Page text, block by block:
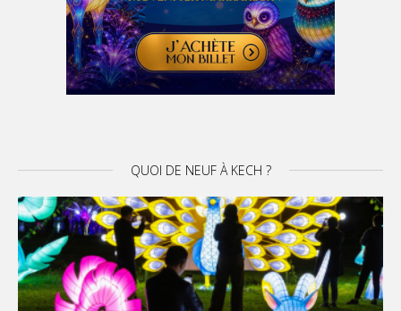
QUOI DE NEUF À KECH ?